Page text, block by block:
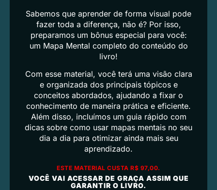
Sabemos que aprender de forma visual pode
fazer toda a diferença, não é? Por isso,
preparamos um bônus especial para você:
um Mapa Mental completo do conteúdo do
livro!
Com esse material, você terá uma visão clara
e organizada dos principais tópicos e
conceitos abordados, ajudando a fixar o
conhecimento de maneira prática e eficiente.
Além disso, incluímos um guia rápido com
dicas sobre como usar mapas mentais no seu
dia a dia para otimizar ainda mais seu
aprendizado.
ESTE MATERIAL CUSTA R$ 97,00.
VOCÊ VAI ACESSAR DE GRAÇA ASSIM QUE
GARANTIR O LIVRO.